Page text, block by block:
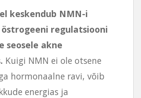
keskendub NMN-i
östrogeeni regulatsiooni
seosele akne
Kuigi NMN ei ole otsene
hormonaalne ravi, võib
energias ja